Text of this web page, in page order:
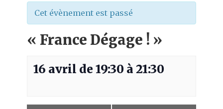
Cet évènement est passé
« France Dégage ! »
16 avril de 19:30 à21:30